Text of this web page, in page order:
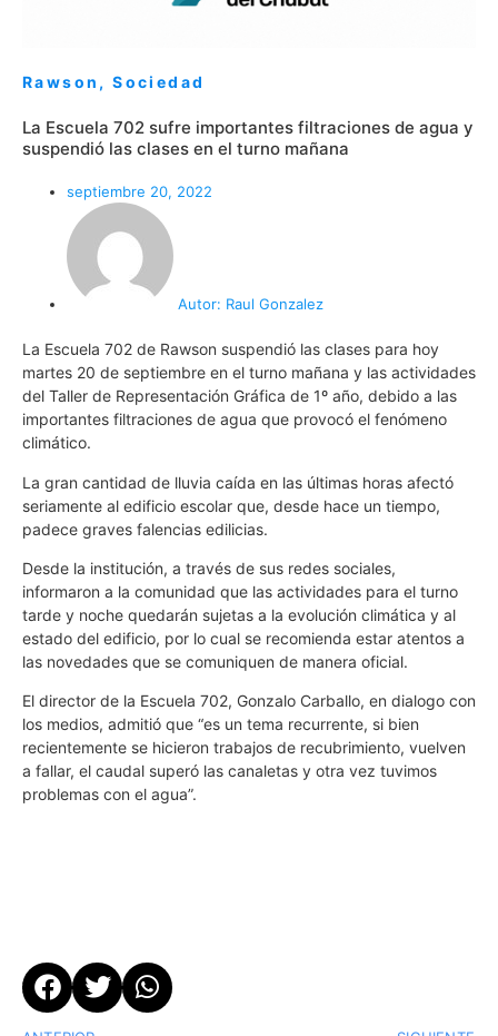
Rawson ,Sociedad
La Escuela 702 sufre importantes filtraciones de agua y
suspendió las clases en el turno mañana
septiembre 20, 2022
Autor: Raul Gonzalez
La Escuela 702 de Rawson suspendió las clases para hoy
martes 20 de septiembre en el turno mañana y las actividades
del Taller de Representación Gráfica de 1º año, debido a las
importantes filtraciones de agua que provocó el fenómeno
climático.
La gran cantidad de lluvia caída en las últimas horas afectó
seriamente al edificio escolar que, desde hace un tiempo,
padece graves falencias edilicias.
Desde la institución, a través de sus redes sociales,
informaron a la comunidad que las actividades para el turno
tarde y noche quedarán sujetas a la evolución climática y al
estado del edificio, por lo cual se recomienda estar atentos a
las novedades que se comuniquen de manera oficial.
El director de la Escuela 702, Gonzalo Carballo, en dialogo con
los medios, admitió que “es un tema recurrente, si bien
recientemente se hicieron trabajos de recubrimiento, vuelven
a fallar, el caudal superó las canaletas y otra vez tuvimos
problemas con el agua”.